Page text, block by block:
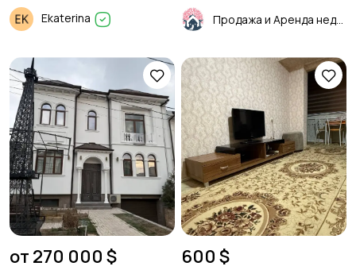
Ekaterina
от 270 000 $ 600 $